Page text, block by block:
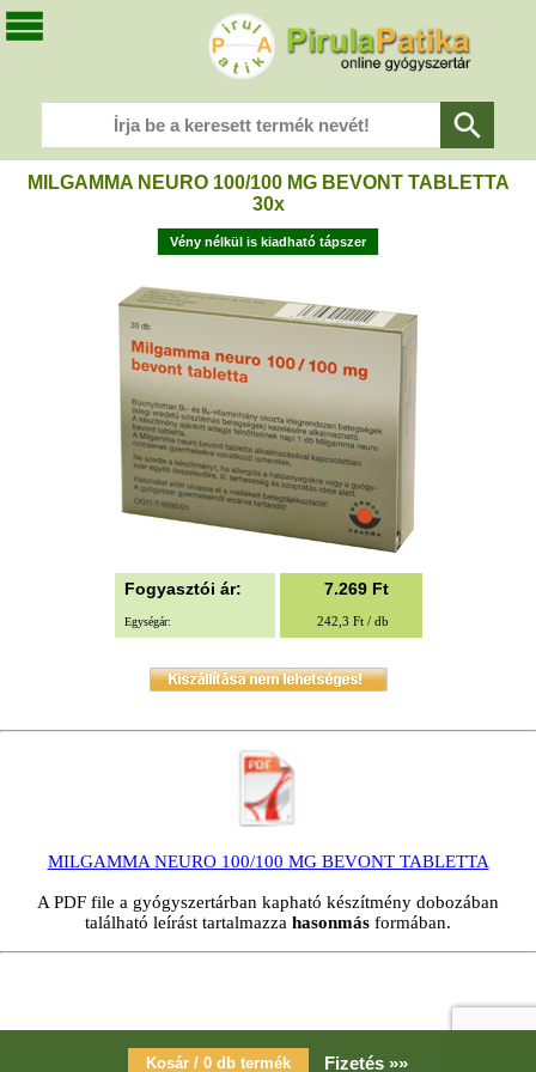
Fizetés »»
MILGAMMA NEURO 100/100 MG BEVONT TABLETTA
30x
Vény nélkül is kiadható tápszer
Fogyasztói ár: 7.269Ft
Egységár: 242,3 Ft / db
MILGAMMA NEURO 100/100 MG BEVONT TABLETTA
A PDF file a gyógyszertárban kapható készítmény dobozában
található leírást tartalmazza hasonmás formában.